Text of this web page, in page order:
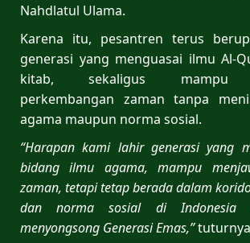
Nahdlatul Ulama.
Karena itu, pesantren terus
generasi yang menguasai ilmu Al-
kitab, sekaligus mampu
perkembangan zaman tanpa
agama maupun norma sosial.
“Harapan kami lahir generasi yang
bidang ilmu agama, mampu
zaman, tetapi tetap berada dalam
dan norma sosial di Indonesia
menyongsong Generasi Emas,”